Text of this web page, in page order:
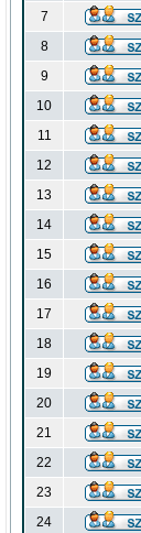
7
8
9
10
11
12
13
14
15
16
17
18
19
20
21
22
23
24